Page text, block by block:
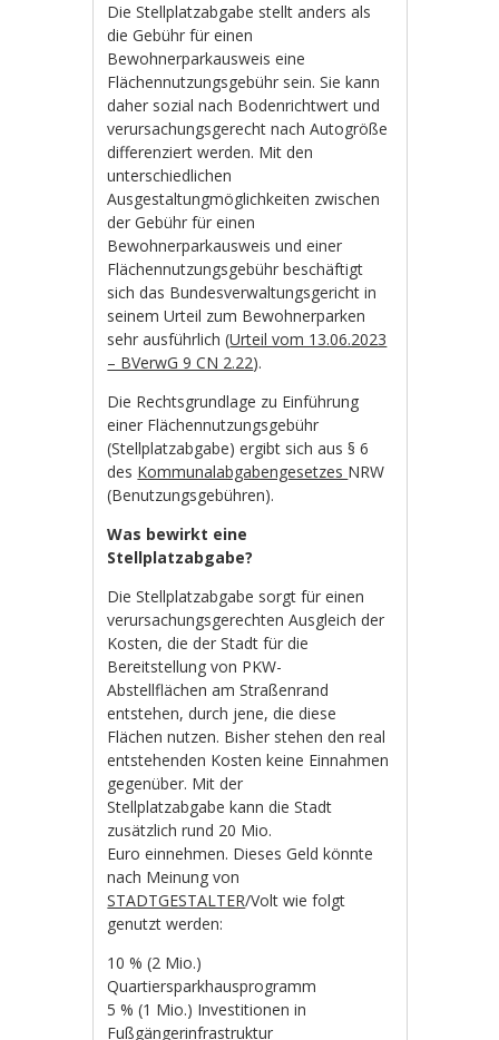
Die Stellplatzabgabe stellt anders als
die Gebühr für einen
Bewohnerparkausweis eine
Flächennutzungsgebühr sein. Sie kann
daher sozial nach Bodenrichtwert und
verursachungsgerecht nach Autogröße
differenziert werden. Mit den
unterschiedlichen
Ausgestaltungmöglichkeiten zwischen
der Gebühr für einen
Bewohnerparkausweis und einer
Flächennutzungsgebühr beschäftigt
sich das Bundesverwaltungsgericht in
seinem Urteil zum Bewohnerparken
sehr ausführlich (Urteil vom 13.06.2023
– BVerwG 9 CN 2.22).
Die Rechtsgrundlage zu Einführung
einer Flächennutzungsgebühr
(Stellplatzabgabe) ergibt sich aus § 6
des Kommunalabgabengesetzes NRW
(Benutzungsgebühren).
Was bewirkt eine
Stellplatzabgabe?
Die Stellplatzabgabe sorgt für einen
verursachungsgerechten Ausgleich der
Kosten, die der Stadt für die
Bereitstellung von PKW-
Abstellflächen am Straßenrand
entstehen, durch jene, die diese
Flächen nutzen. Bisher stehen den real
entstehenden Kosten keine Einnahmen
gegenüber. Mit der
Stellplatzabgabe kann die Stadt
zusätzlich rund 20 Mio.
Euro einnehmen. Dieses Geld könnte
nach Meinung von
STADTGESTALTER/Volt wie folgt
genutzt werden:
10 % (2 Mio.)
Quartiersparkhausprogramm
5 % (1 Mio.) Investitionen in
Fußgängerinfrastruktur